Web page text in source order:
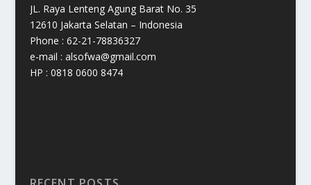
JL. Raya Lenteng Agung Barat No. 35
12610 Jakarta Selatan – Indonesia
Phone : 62-21-78836327
e-mail : alsofwa@gmail.com
HP : 0818 0600 8474